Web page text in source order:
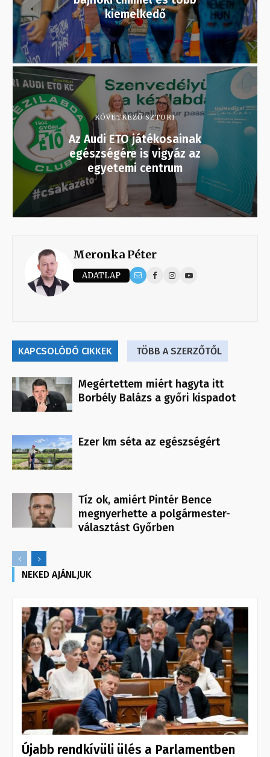
kiemelkedő
KÖVETKEZŐ SZTORI
Az Audi ETO játékosainak
egészségére is vigyáz az
egyetemi centrum
Meronka Péter
ADATLAP
KAPCSOLÓDÓ CIKKEK TÖBB A SZERZŐTŐL
Megértettem miért hagyta itt
Borbély Balázs a győri kispadot
Ezer km séta az egészségért
Tíz ok, amiért Pintér Bence
megnyerhette a polgármester-
választást Győrben
NEKED AJÁNLJUK
Újabb rendkívüli ülés a Parlamentben